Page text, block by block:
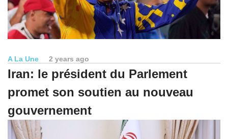
A La Une 2 years ago
Iran: le président du Parlement
promet son soutien au nouveau
gouvernement